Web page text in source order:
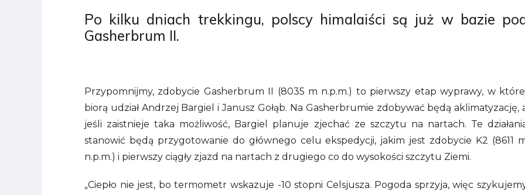
Po kilku dniach trekkingu, polscy himalaiści są już w bazie
Gasherbrum II.
Przypomnijmy, zdobycie Gasherbrum II (8035 m n.p.m.) to pierwszy etap wyprawy, w
biorą udział Andrzej Bargiel i Janusz Gołąb. Na Gasherbrumie zdobywać będą aklimatyzację,
jeśli zaistnieje taka możliwość, Bargiel planuje zjechać ze szczytu na nartach. Te
stanowić będą przygotowanie do głównego celu ekspedycji, jakim jest zdobycie K2 (8611
n.p.m.) i pierwszy ciągły zjazd na nartach z drugiego co do wysokości szczytu Ziemi.
„Ciepło nie jest, bo termometr wskazuje -10 stopni Celsjusza. Pogoda sprzyja, więc